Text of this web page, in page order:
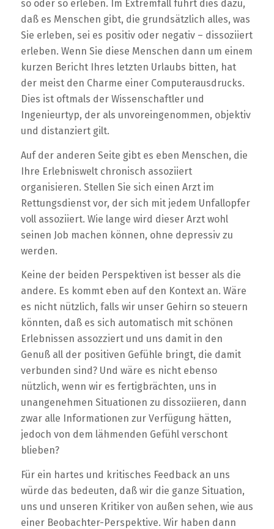
so oder so erleben. Im Extremfall führt dies dazu,
daß es Menschen gibt, die grundsätzlich alles, was
Sie erleben, sei es positiv oder negativ – dissoziiert
erleben. Wenn Sie diese Menschen dann um einem
kurzen Bericht Ihres letzten Urlaubs bitten, hat
der meist den Charme einer Computerausdrucks.
Dies ist oftmals der Wissenschaftler und
Ingenieurtyp, der als unvoreingenommen, objektiv
und distanziert gilt.
Auf der anderen Seite gibt es eben Menschen, die
Ihre Erlebniswelt chronisch assoziiert
organisieren. Stellen Sie sich einen Arzt im
Rettungsdienst vor, der sich mit jedem Unfallopfer
voll assoziiert. Wie lange wird dieser Arzt wohl
seinen Job machen können, ohne depressiv zu
werden.
Keine der beiden Perspektiven ist besser als die
andere. Es kommt eben auf den Kontext an. Wäre
es nicht nützlich, falls wir unser Gehirn so steuern
könnten, daß es sich automatisch mit schönen
Erlebnissen assozziert und uns damit in den
Genuß all der positiven Gefühle bringt, die damit
verbunden sind? Und wäre es nicht ebenso
nützlich, wenn wir es fertigbrächten, uns in
unangenehmen Situationen zu dissoziieren, dann
zwar alle Informationen zur Verfügung hätten,
jedoch von dem lähmenden Gefühl verschont
blieben?
Für ein hartes und kritisches Feedback an uns
würde das bedeuten, daß wir die ganze Situation,
uns und unseren Kritiker von außen sehen, wie aus
einer Beobachter-Perspektive. Wir haben dann